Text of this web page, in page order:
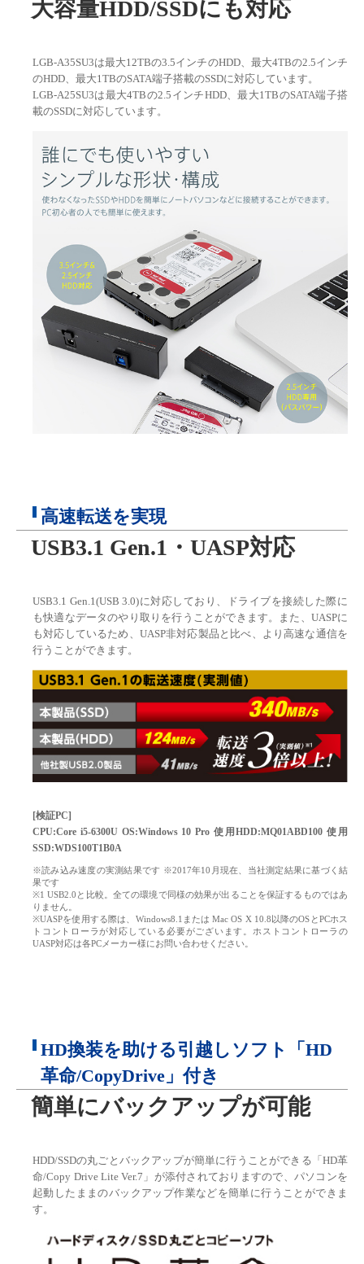
大容量HDD/SSDにも対応
LGB-A35SU3は最大12TBの3.5インチのHDD、最大4TBの2.5インチ
のHDD、最大1TBのSATA端子搭載のSSDに対応しています。
LGB-A25SU3は最大4TBの2.5インチHDD、最大1TBのSATA端子搭
載のSSDに対応しています。
高速転送を実現
USB3.1 Gen.1・UASP対応
USB3.1 Gen.1(USB 3.0)に対応しており、ドライブを接続した際に
も快適なデータのやり取りを行うことができます。また、UASPに
も対応しているため、UASP非対応製品と比べ、より高速な通信を
行うことができます。
[検証PC]
CPU:Core i5-6300U OS:Windows 10 Pro 使用HDD:MQ01ABD100 使用
SSD:WDS100T1B0A
※読み込み速度の実測結果です ※2017年10月現在、当社測定結果に基づく結
果です
※1 USB2.0と比較。全ての環境で同様の効果が出ることを保証するものではあ
りません。
※UASPを使用する際は、Windows8.1または Mac OS X 10.8以降のOSとPCホス
トコントローラが対応している必要がございます。ホストコントローラの
UASP対応は各PCメーカー様にお問い合わせください。
HD換装を助ける引越しソフト「HD
革命/CopyDrive」付き
簡単にバックアップが可能
HDD/SSDの丸ごとバックアップが簡単に行うことができる「HD革
命/Copy Drive Lite Ver.7」が添付されておりますので、パソコンを
起動したままのバックアップ作業などを簡単に行うことができま
す。